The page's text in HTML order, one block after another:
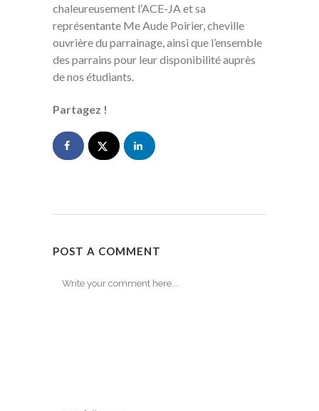
chaleureusement l’ACE-JA et sa
représentante Me Aude Poirier, cheville
ouvrière du parrainage, ainsi que l’ensemble
des parrains pour leur disponibilité auprès
de nos étudiants.
Partagez !
POST A COMMENT